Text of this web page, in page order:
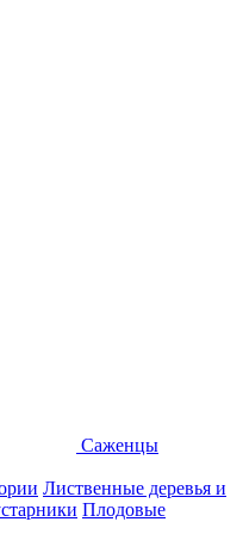
Саженцы
Лиственные деревья и
Плодовые